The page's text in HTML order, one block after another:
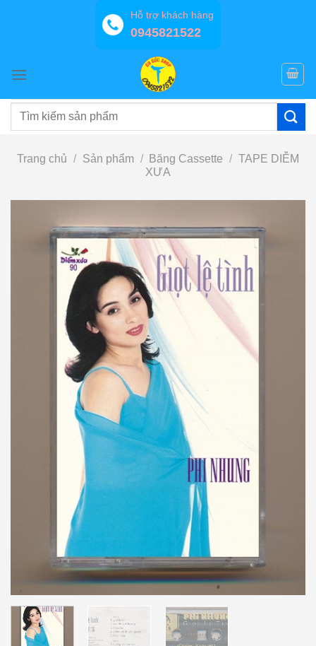
Hỗ trợ khách hàng
0945821522
Tìm
Trang chủ / Sản phẩm / Băng Cassette / TAPE DIỄM
XƯA